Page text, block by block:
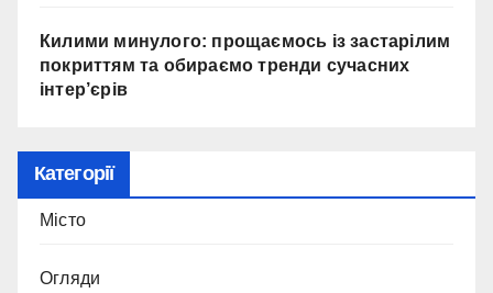
Килими минулого: прощаємось із застарілим
покриттям та обираємо тренди сучасних
інтер’єрів
Категорії
Місто
Огляди